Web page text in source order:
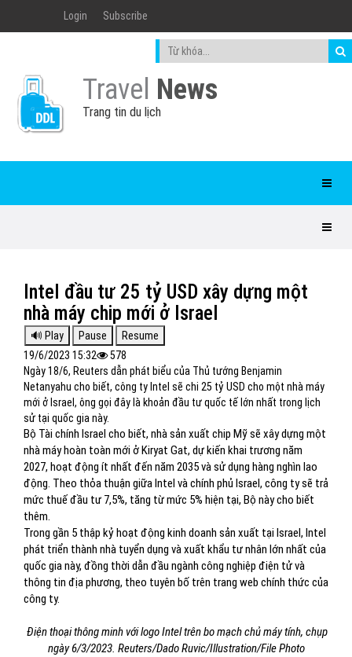
Login Subscribe
Travel News
Trang tin du lịch
Intel đầu tư 25 tỷ USD xây dựng một
nhà máy chip mới ở Israel
19/6/2023 15:32
578
Ngày 18/6, Reuters dẫn phát biểu của Thủ tướng Benjamin
Netanyahu cho biết, công ty Intel sẽ chi 25 tỷ USD cho một nhà máy
mới ở Israel, ông gọi đây là khoản đầu tư quốc tế lớn nhất trong lịch
sử tại quốc gia này.
Bộ Tài chính Israel cho biết, nhà sản xuất chip Mỹ sẽ xây dựng một
nhà máy hoàn toàn mới ở Kiryat Gat, dự kiến khai trương năm
2027, hoạt động ít nhất đến năm 2035 và sử dụng hàng nghìn lao
động. Theo thỏa thuận giữa Intel và chính phủ Israel, công ty sẽ trả
mức thuế đầu tư 7,5%, tăng từ mức 5% hiện tại, Bộ này cho biết
thêm.
Trong gần 5 thập kỷ hoạt động kinh doanh sản xuất tại Israel, Intel
phát triển thành nhà tuyển dụng và xuất khẩu tư nhân lớn nhất của
quốc gia này, đồng thời dẫn đầu ngành công nghiệp điện tử và
thông tin địa phương, theo tuyên bố trên trang web chính thức của
công ty.
Điện thoại thông minh với logo Intel trên bo mạch chủ máy tính, chụp
ngày 6/3/2023. Reuters/Dado Ruvic/Illustration/File Photo